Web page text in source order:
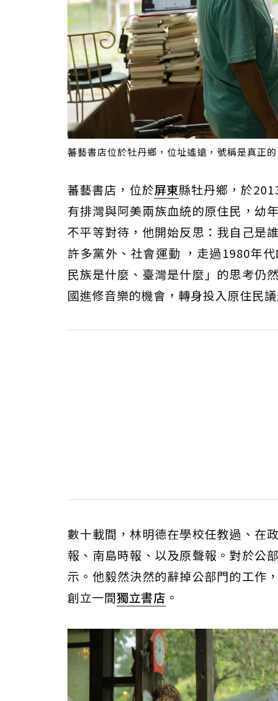
蕃藝書店位於牡丹鄉，位址遙遠，號稱是真正
蕃藝書店，位於屏東縣牡丹鄉，於
有排灣與阿美兩族血統的原住民，幼
不平等對待，他開始反思：我自己是
許多黨外、社會運動 ，走過1980年
民族是什麼、臺灣是什麼」的思考仍
國進修音樂的機會，轉身投入原住民
數十載間，林明德在學校任教過、在
報、南島時報、以及原聲報。對於公
示。他毅然決然的辭掉公部門的工作
創立一間獨立書店 。